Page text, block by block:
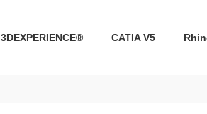
3DEXPERIENCE® CATIA V5